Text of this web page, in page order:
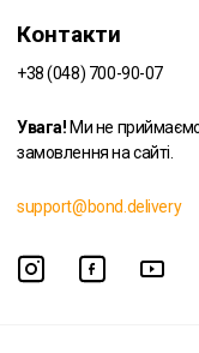
Контакти
+38 (048) 700-90-07
Увага! Ми не
замовлення на сайті.
support@bond.delivery